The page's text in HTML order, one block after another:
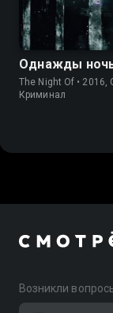
7.8 8.4
Однажды
The Night Of • 2016,
Криминал
Возникли